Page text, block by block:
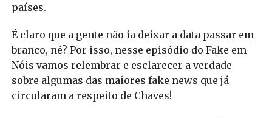
países.
É claro que a gente não ia deixar a data passar em
branco, né? Por isso, nesse episódio do Fake em
Nóis vamos relembrar e esclarecer a verdade
sobre algumas das maiores fake news que já
circularam a respeito de Chaves!